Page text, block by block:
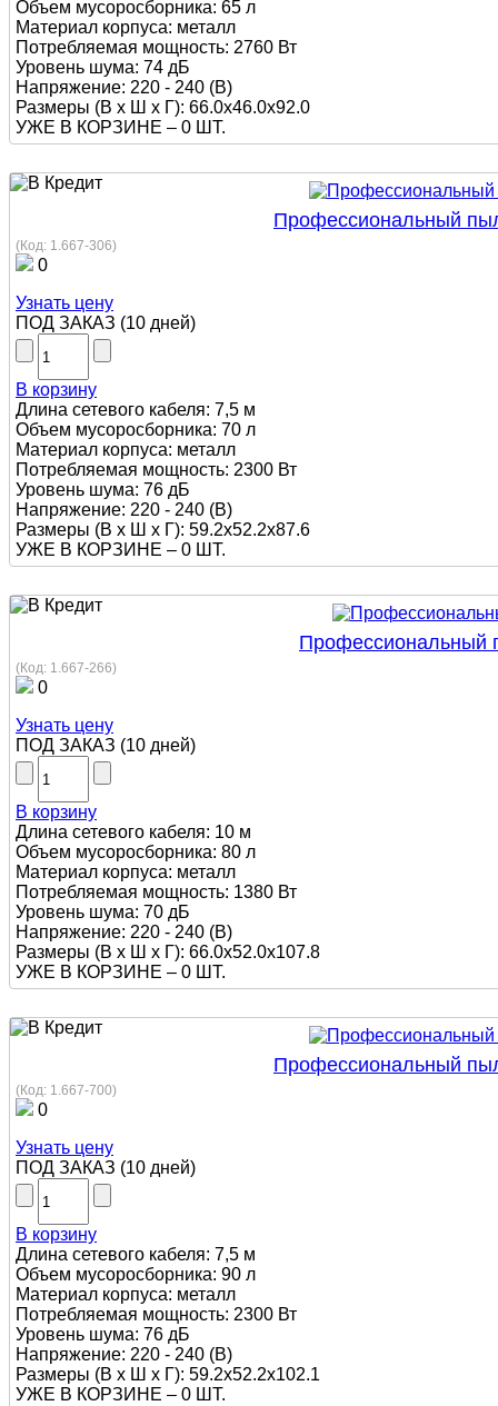
Объем мусоросборника: 65 л
Материал корпуса: металл
Потребляемая мощность: 2760 Вт
Уровень шума: 74 дБ
Напряжение: 220 - 240 (В)
Размеры (В х Ш х Г): 66.0x46.0x92.0
УЖЕ В КОРЗИНЕ – 0 ШТ.
Профессиональный
(Код: 1.667-306)
0
Узнать цену
ПОД ЗАКАЗ (10 дней)
В корзину
Длина сетевого кабеля: 7,5 м
Объем мусоросборника: 70 л
Материал корпуса: металл
Потребляемая мощность: 2300 Вт
Уровень шума: 76 дБ
Напряжение: 220 - 240 (В)
Размеры (В х Ш х Г): 59.2x52.2x87.6
УЖЕ В КОРЗИНЕ – 0 ШТ.
Профессиональный
(Код: 1.667-266)
0
Узнать цену
ПОД ЗАКАЗ (10 дней)
В корзину
Длина сетевого кабеля: 10 м
Объем мусоросборника: 80 л
Материал корпуса: металл
Потребляемая мощность: 1380 Вт
Уровень шума: 70 дБ
Напряжение: 220 - 240 (В)
Размеры (В х Ш х Г): 66.0х52.0х107.8
УЖЕ В КОРЗИНЕ – 0 ШТ.
Профессиональный
(Код: 1.667-700)
0
Узнать цену
ПОД ЗАКАЗ (10 дней)
В корзину
Длина сетевого кабеля: 7,5 м
Объем мусоросборника: 90 л
Материал корпуса: металл
Потребляемая мощность: 2300 Вт
Уровень шума: 76 дБ
Напряжение: 220 - 240 (В)
Размеры (В х Ш х Г): 59.2x52.2x102.1
УЖЕ В КОРЗИНЕ – 0 ШТ.